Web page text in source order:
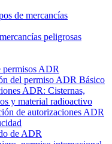
de mercancías
peligrosas
permisos ADR
del permiso ADR Básico
ADR: Cisternas,
y material radioactivo
de autorizaciones ADR
de ADR